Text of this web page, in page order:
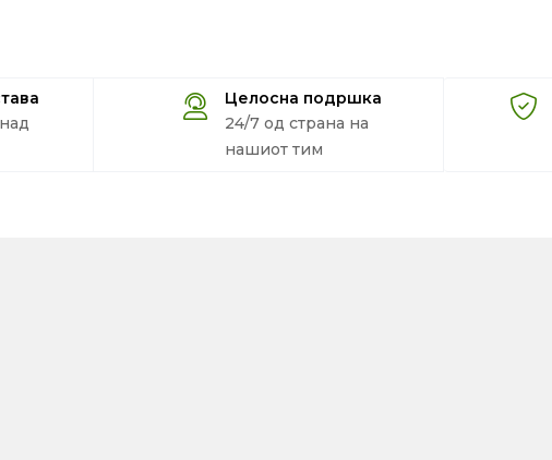
Целосна подршка
24/7 од страна на
нашиот тим